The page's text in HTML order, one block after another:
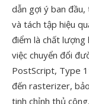
dẫn gợi ý ban
và tách tập hiệu
điểm là chất
việc chuyển đổi
PostScript, Type
đến rasterizer,
tinh chỉnh thủ